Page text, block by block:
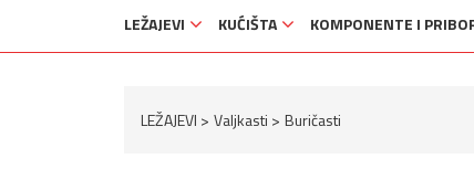
LEŽAJEVI KUĆIŠTA KOMPONENTE I
LEŽAJEVI Valjkasti Buričasti